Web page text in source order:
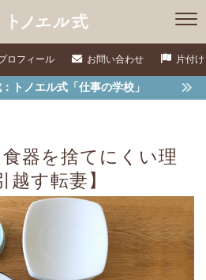
ロフィール お問い合わせ 片付
トノエル式「仕事の学校」
食器を捨てにくい理
す転妻】